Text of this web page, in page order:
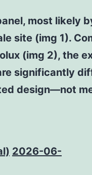
most likely
site (img 1).
(img 2), the
significantly
design—not
2026-06-